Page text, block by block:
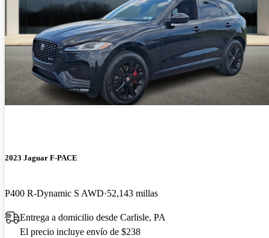
2023 Jaguar F-PACE
P400 R-Dynamic S AWD 52,143 millas
Entrega a domicilio desde Carlisle, PA
El precio incluye envío de $238